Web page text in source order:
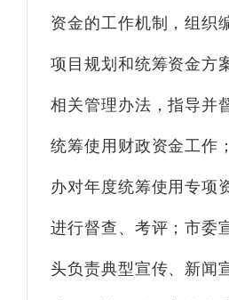
资金的工作机制，组织
项目规划和统筹资金方
相关管理办法，指导并
统筹使用财政资金工作
办对年度统筹使用专项
进行督查、考评；市委
头负责典型宣传、新闻